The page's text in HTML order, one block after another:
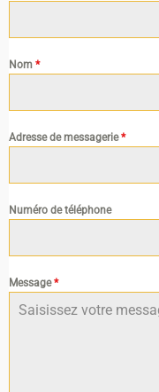
Nom *
Adresse de messagerie*
Numéro de téléphone
Message*